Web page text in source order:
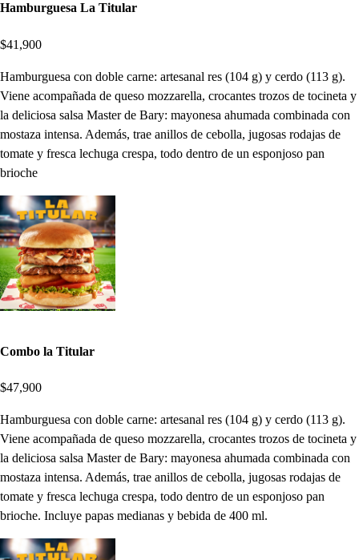
Hamburguesa La Titular
$41,900
Hamburguesa con doble carne: artesanal res (104 g) y cerdo (113 g).
Viene acompañada de queso mozzarella, crocantes trozos de tocineta y
la deliciosa salsa Master de Bary: mayonesa ahumada combinada con
mostaza intensa. Además, trae anillos de cebolla, jugosas rodajas de
tomate y fresca lechuga crespa, todo dentro de un esponjoso pan
brioche
Combo la Titular
$47,900
Hamburguesa con doble carne: artesanal res (104 g) y cerdo (113 g).
Viene acompañada de queso mozzarella, crocantes trozos de tocineta y
la deliciosa salsa Master de Bary: mayonesa ahumada combinada con
mostaza intensa. Además, trae anillos de cebolla, jugosas rodajas de
tomate y fresca lechuga crespa, todo dentro de un esponjoso pan
brioche. Incluye papas medianas y bebida de 400 ml.